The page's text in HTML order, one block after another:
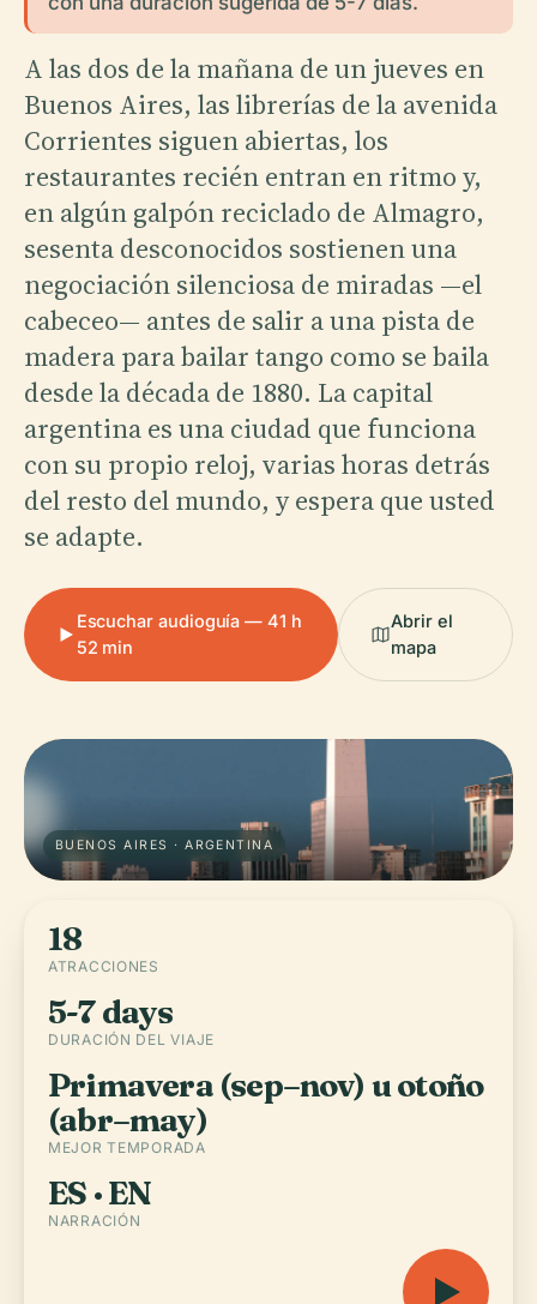
A las dos de la mañana de un jueves en
Buenos Aires, las librerías de la avenida
Corrientes siguen abiertas, los
restaurantes recién entran en ritmo y,
en algún galpón reciclado de Almagro,
sesenta desconocidos sostienen una
negociación silenciosa de miradas —el
cabeceo— antes de salir a una pista de
madera para bailar tango como se baila
desde la década de 1880. La capital
argentina es una ciudad que funciona
con su propio reloj, varias horas detrás
del resto del mundo, y espera que usted
se adapte.
Escuchar audioguía — 41 h
52 min
Abrir el
mapa
BUENOS AIRES · ARGENTINA
18
ATRACCIONES
5-7 days
DURACIÓN DEL VIAJE
Primavera (sep–nov) u otoño
(abr–may)
MEJOR TEMPORADA
ES · EN
NARRACIÓN